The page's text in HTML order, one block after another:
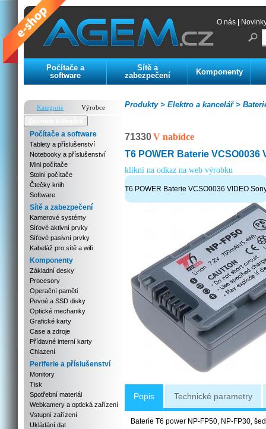
O nás
Počítače a
software
Sítě a
zabezpečení
Komponenty
Kategorie
Výrobce
Počítače a software
Tablety a příslušenství
Notebooky a příslušenství
Mini počítače
Stolní počítače
Čtečky knih
Software
Sítě a zabezpečení
Kamerové systémy
Síťové aktivní prvky
Síťové pasivní prvky
Kabeláž pro sítě a wifi
Komponenty
Základní desky
Procesory
Operační paměti
Pevné a SSD disky
Optické mechaniky
Grafické karty
Case a zdroje
Přídavné interní karty
Chlazení
Periferie a příslušenství
Monitory
Tisk
Spotřební materiál
Webkamery a optická zařízení
Vstupní zařízení
Ukládání dat
Elektro a kancelář >
Produkty >
71330V nabídce
T6 POWER Baterie VCSO0036
klikni na odkaz na web výrobku
T6 POWER Baterie VCSO0036 VIDEO
Popis Technické parametry
Baterie T6 power NP-FP50, NP-FP30,